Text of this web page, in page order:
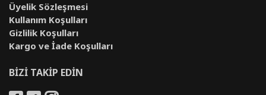
Üyelik Sözleşmesi
Kullanım Koşulları
Gizlilik Koşulları
Kargo ve İade Koşulları
BİZİ TAKİP EDİN